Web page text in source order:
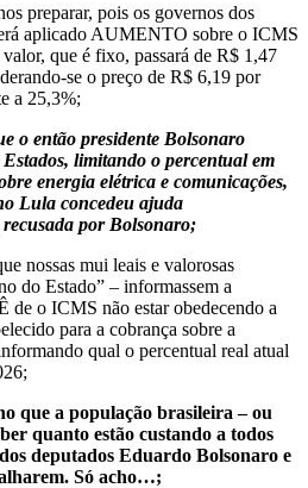
preparar, pois os governos dos
aplicado AUMENTO sobre o ICMS
que é fixo, passará de R$ 1,47
se o preço de R$ 6,19 por
a 25,3%;
o então presidente Bolsonaro
limitando o percentual em
energia elétrica e comunicações,
Lula concedeu ajuda
recusada por Bolsonaro;
nossas mui leais e valorosas
do Estado” – informassem a
de o ICMS não estar obedecendo a
para a cobrança sobre a
qual o percentual real atual
que a população brasileira – ou
quanto estão custando a todos
deputados Eduardo Bolsonaro e
Só acho…;